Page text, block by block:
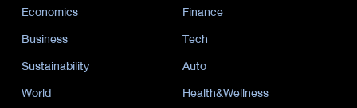
Economics
Finance
Business
Tech
Sustainability
Auto
World
Health&Wellness